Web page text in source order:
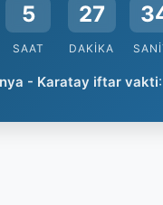
5
SAAT
27
DAKIKA
- Karatay iftar vakti: